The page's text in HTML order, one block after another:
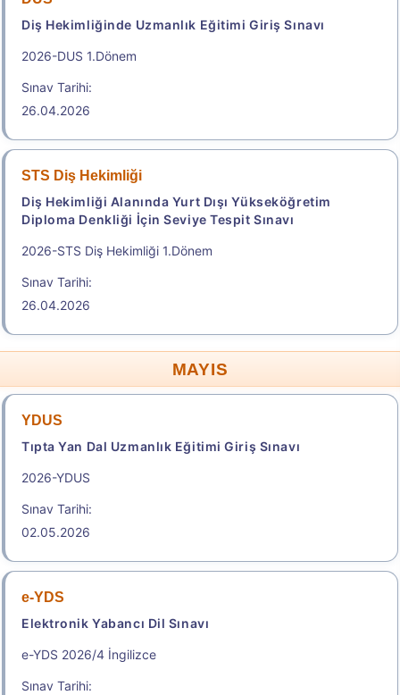
Başvuru Yap
2026-Elektronik Yabancı Dil Sınavı (2026 e-YDS)
Aday İşlemleri Sistemi (AİS) Engelli Başvuru Kullanıcı
Kılavuzu
.e-YDS 2026/9 İngilizce
2026-Elektronik Yabancı Dil Sınavı (2026 e-YDS)
Aday İşlemleri Sistemi (AİS) Engelli Başvuru Kullanıcı
.2026-TUS 2. Dönem
Tıpta Uzmanlık Eğitimi Giriş Sınavı
Diş Hekimliğinde Uzmanlık Eğitimi Giriş Sınavı
2026-DUS 1.Dönem
Sınav Tarihi:
26.04.2026
STS Diş Hekimliği
Diş Hekimliği Alanında Yurt Dışı Yükseköğretim
Diploma Denkliği İçin Seviye Tespit Sınavı
2026-STS Diş Hekimliği 1.Dönem
Sınav Tarihi:
26.04.2026
MAYIS
YDUS
Tıpta Yan Dal Uzmanlık Eğitimi Giriş Sınavı
2026-YDUS
Sınav Tarihi:
02.05.2026
e-YDS
Elektronik Yabancı Dil Sınavı
e-YDS 2026/4 İngilizce
Sınav Tarihi: